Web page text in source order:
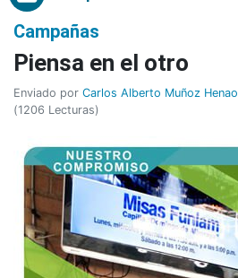
Campañas
Piensa en el otro
Enviado por Carlos Alberto Muñoz Henao
(1206 Lecturas)